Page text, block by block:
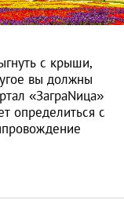
с крыши,
вы должны
«ЗаграNица»
определиться с